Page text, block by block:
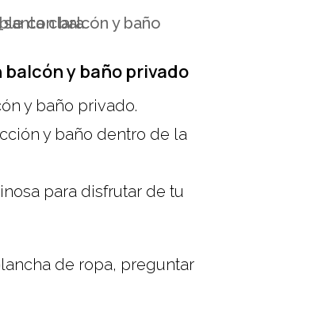
y baño privado
y baño privado.
y baño dentro de la
para disfrutar de tu
de ropa, preguntar